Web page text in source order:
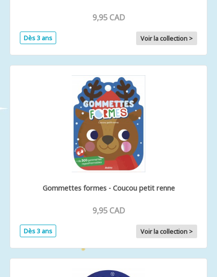
9,95 CAD
Dès 3 ans Voir la collection >
Gommettes formes - Coucou petit renne
9,95 CAD
Dès 3 ans Voir la collection >